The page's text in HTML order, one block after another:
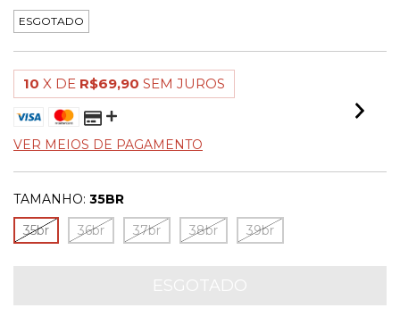
ESGOTADO
10 X DE R$69,90 SEM JUROS
VER MEIOS DE PAGAMENTO
TAMANHO: 35BR
35br
36br 37br 38br 39br